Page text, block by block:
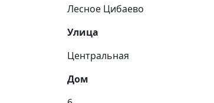
Лесное Цибаево
Улица
Центральная
Дом